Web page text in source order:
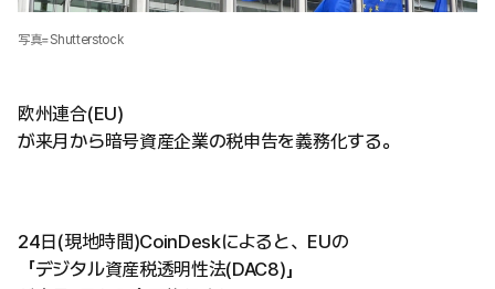
写真=Shutterstock
欧州連合(EU)
が来月から暗号資産企業の税申告を義務化する。
24日(現地時間)CoinDeskによると、EUの
「デジタル資産税透明性法(DAC8)」